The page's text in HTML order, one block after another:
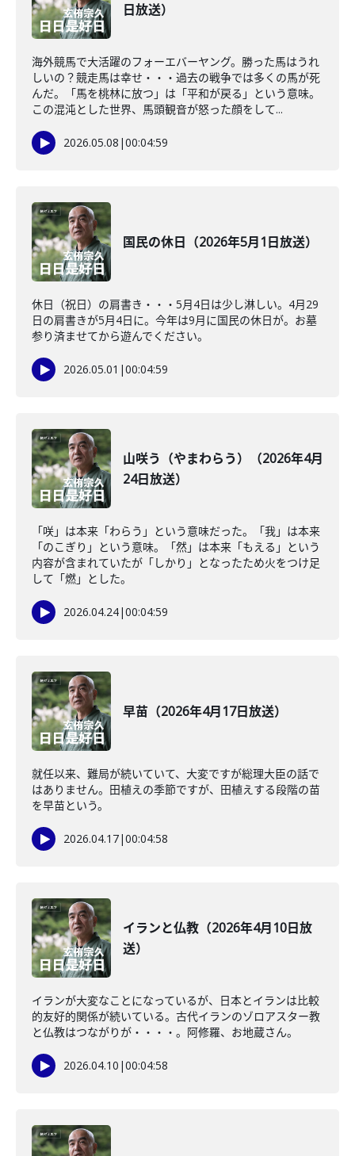
日放送）
海外競馬で大活躍のフォーエバーヤング。勝った馬はうれ
しいの？競走馬は幸せ・・・過去の戦争では多くの馬が死
んだ。「馬を桃林に放つ」は「平和が戻る」という意味。
この混沌とした世界、馬頭観音が怒った顔をして...
2026.05.08 |00:04:59
国民の休日（2026年5月1日放送）
休日（祝日）の肩書き・・・5月4日は少し淋しい。4月29
日の肩書きが5月4日に。今年は9月に国民の休日が。お墓
参り済ませてから遊んでください。
2026.05.01 |00:04:59
山咲う（やまわらう）（2026年4月
24日放送）
「咲」は本来「わらう」という意味だった。「我」は本来
「のこぎり」という意味。「然」は本来「もえる」という
内容が含まれていたが「しかり」となったため火をつけ足
して「燃」とした。
2026.04.24|00:04:59
早苗（2026年4月17日放送）
就任以来、難局が続いていて、大変ですが総理大臣の話で
はありません。田植えの季節ですが、田植えする段階の苗
を早苗という。
2026.04.17|00:04:58
イランと仏教（2026年4月10日放
送）
イランが大変なことになっているが、日本とイランは比較
的友好的関係が続いている。古代イランのゾロアスター教
と仏教はつながりが・・・・。阿修羅、お地蔵さん。
2026.04.10 |00:04:58